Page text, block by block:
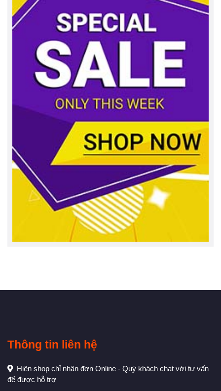
Thông tin liên hệ
Hiện shop chỉ nhận đơn Online - Quý khách chat với tư vấn
để được hỗ trợ